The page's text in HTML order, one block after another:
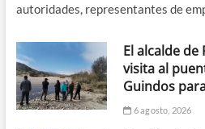
autoridades, representantes de
El alcalde
visita al
Guindos
6 agosto, 2026